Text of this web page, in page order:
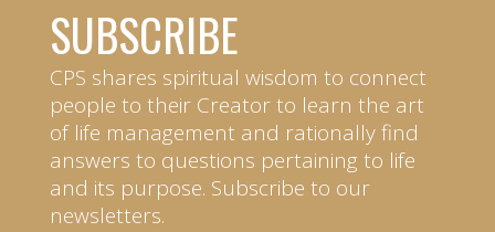
SUBSCRIBE
CPS shares spiritual wisdom to connect
people to their Creator to learn the art
of life management and rationally find
answers to questions pertaining to life
and its purpose. Subscribe to our
newsletters.